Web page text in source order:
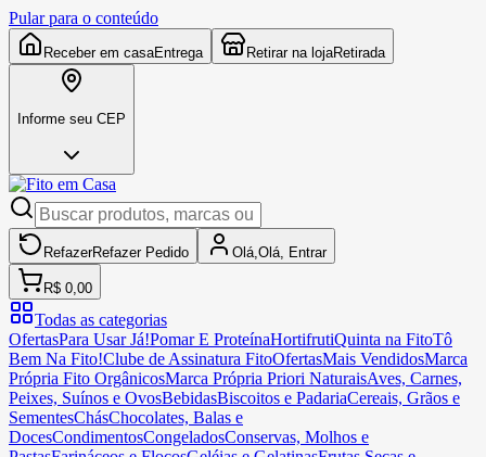
Pular para o conteúdo
Receber em casaEntrega Retirar na lojaRetirada
Informe seu CEP
RefazerRefazer Pedido Olá, Olá, Entrar
R$ 0,00
Todas as categorias
OfertasPara Usar Já!Pomar E ProteínaHortifrutiQuinta na FitoTô
Bem Na Fito!Clube de Assinatura FitoOfertasMais VendidosMarca
Própria Fito OrgânicosMarca Própria Priori NaturaisAves, Carnes,
Peixes, Suínos e OvosBebidasBiscoitos e PadariaCereais, Grãos e
SementesChásChocolates, Balas e
DocesCondimentosCongeladosConservas, Molhos e